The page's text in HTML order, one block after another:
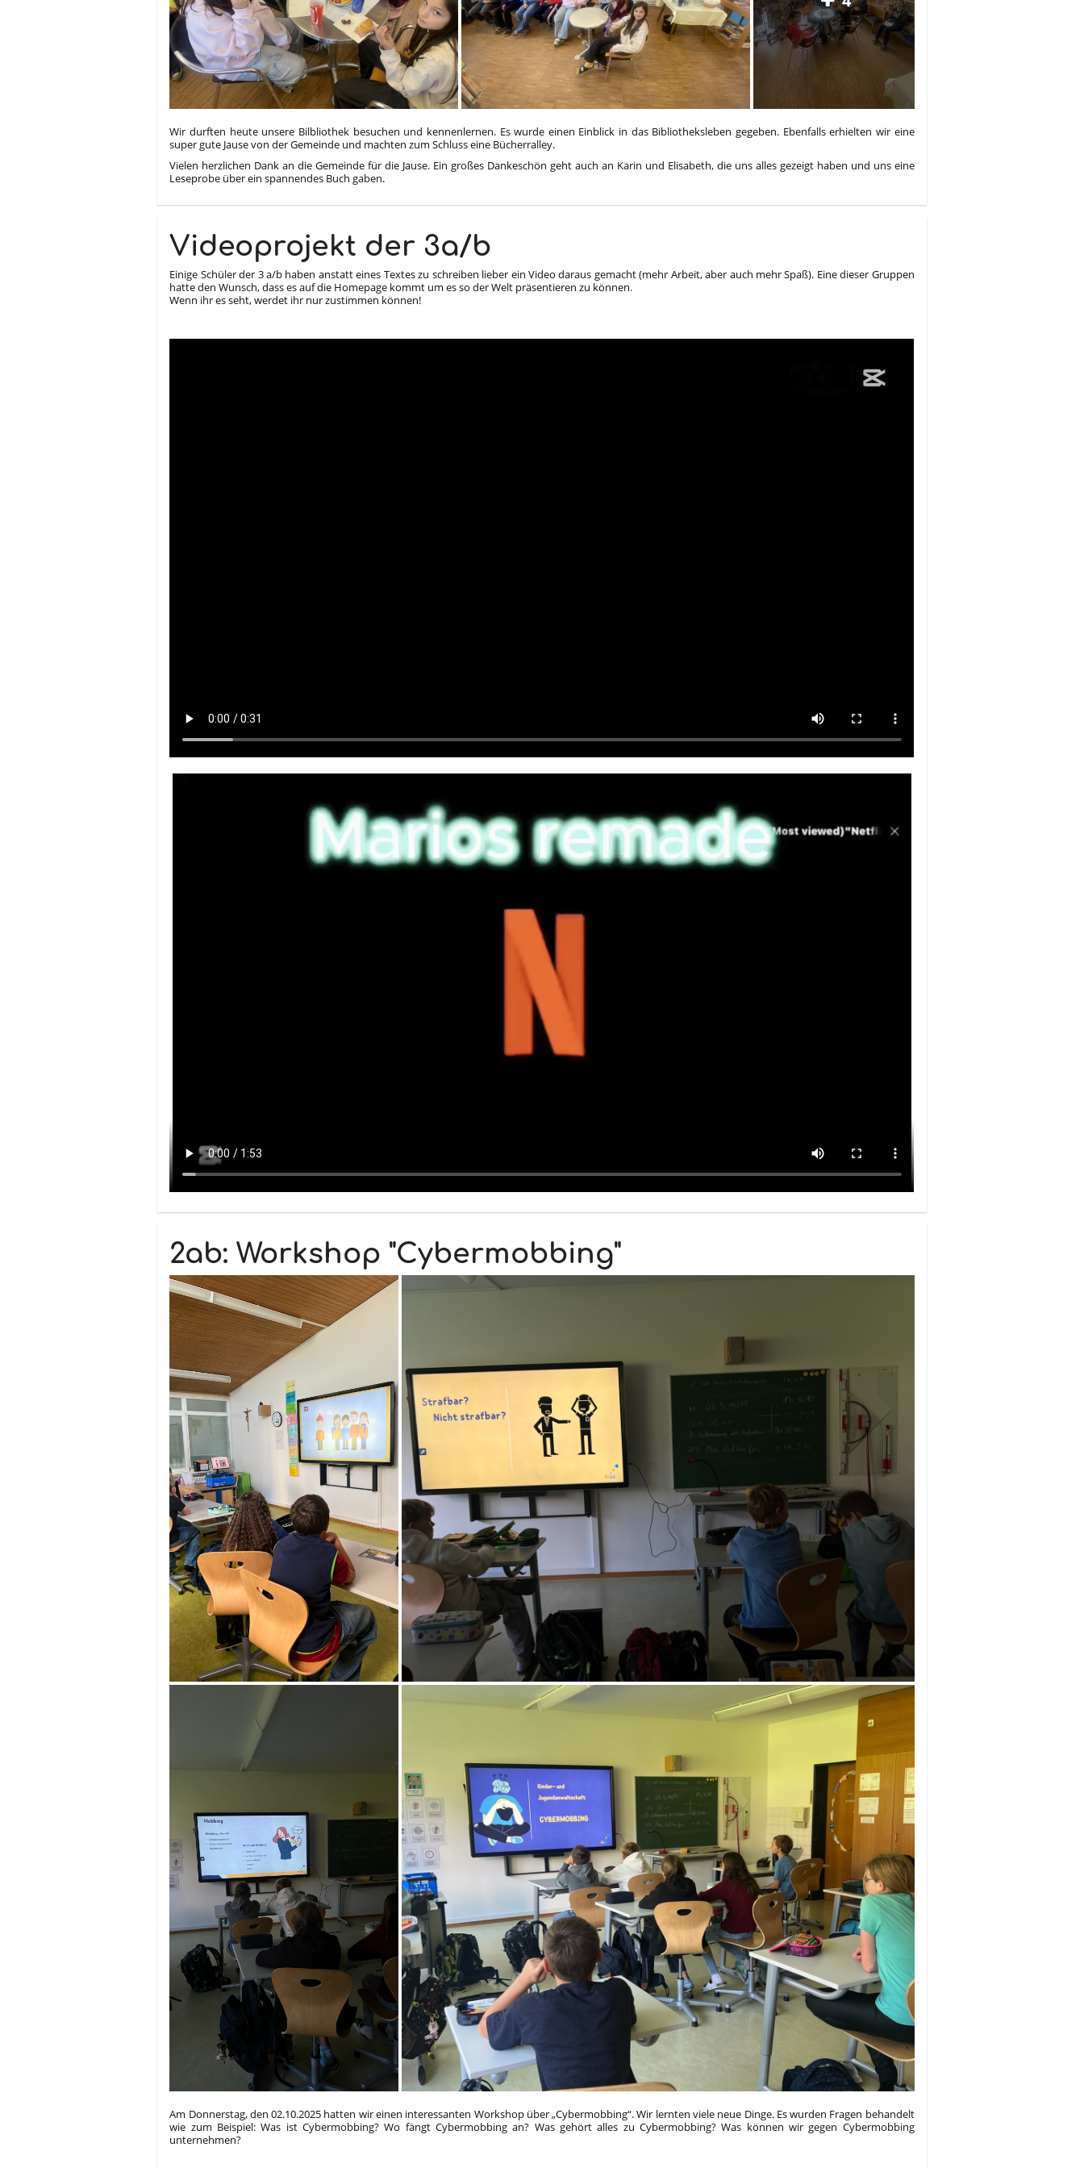
Wir durften heute unsere Bilbliothek besuchen und kennenlernen. Es wurde einen Einblick in das Bibliotheksleben gegeben. Ebenfalls erhielten wir eine
super gute Jause von der Gemeinde und machten zum Schluss eine Bücherralley.
Vielen herzlichen Dank an die Gemeinde für die Jause. Ein großes Dankeschön geht auch an Karin und Elisabeth, die uns alles gezeigt haben und uns eine
Leseprobe über ein spannendes Buch gaben.
Videoprojekt der 3a/b
Einige Schüler der 3 a/b haben anstatt eines Textes zu schreiben lieber ein Video daraus gemacht (mehr Arbeit, aber auch mehr Spaß). Eine dieser Gruppen
hatte den Wunsch, dass es auf die Homepage kommt um es so der Welt präsentieren zu können.
Wenn ihr es seht, werdet ihr nur zustimmen können!
2ab: Workshop "Cybermobbing"
Am Donnerstag, den 02.10.2025 hatten wir einen interessanten Workshop über „Cybermobbing“. Wir lernten viele neue Dinge. Es wurden Fragen behandelt
wie zum Beispiel: Was ist Cybermobbing? Wo fängt Cybermobbing an? Was gehört alles zu Cybermobbing? Was können wir gegen Cybermobbing
unternehmen?